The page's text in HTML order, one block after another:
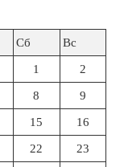
Сб Вс
1 2
8 9
15 16
22 23